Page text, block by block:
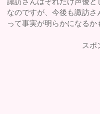
なのですが、今後も諏訪
って事実が明らかになるか
スポ